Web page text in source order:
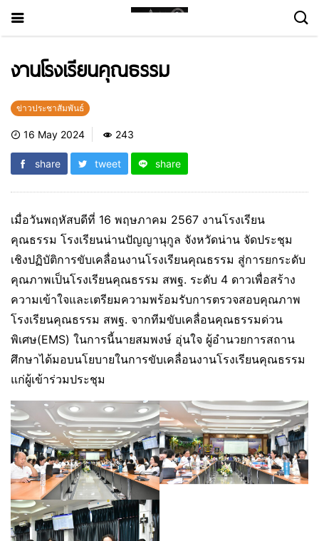
งานโรงเรียนคุณธรรม
ข่าวประชาสัมพันธ์
16 May 2024 243
share tweet share
เมื่อวันพฤหัสบดีที่ 16 พฤษภาคม 2567 งานโรงเรียน
คุณธรรม โรงเรียนน่านปัญญานุกูล จังหวัดน่าน จัดประชุม
เชิงปฏิบัติการขับเคลื่อนงานโรงเรียนคุณธรรม สู่การยกระดับ
คุณภาพเป็นโรงเรียนคุณธรรม สพฐ. ระดับ 4 ดาวเพื่อสร้าง
ความเข้าใจและเตรียมความพร้อมรับการตรวจสอบคุณภาพ
โรงเรียนคุณธรรม สพฐ. จากทีมขับเคลื่อนคุณธรรมด่วน
พิเศษ(EMS) ในการนี้นายสมพงษ์ อุ่นใจ ผู้อำนวยการสถาน
ศึกษาได้มอบนโยบายในการขับเคลื่อนงานโรงเรียนคุณธรรม
แก่ผู้เข้าร่วมประชุม